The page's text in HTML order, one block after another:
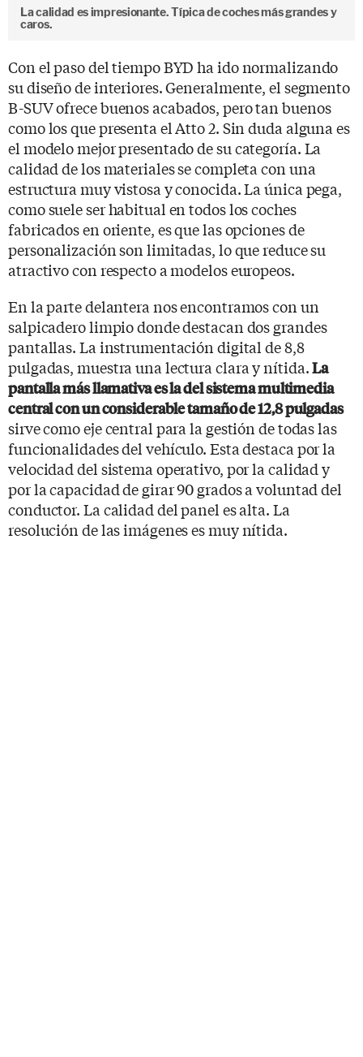
La calidad es impresionante. Típica de coches más grandes y
caros.
Con el paso del tiempo BYD ha ido normalizando
su diseño de interiores. Generalmente, el segmento
B-SUV ofrece buenos acabados, pero tan buenos
como los que presenta el Atto 2. Sin duda alguna es
el modelo mejor presentado de su categoría. La
calidad de los materiales se completa con una
estructura muy vistosa y conocida. La única pega,
como suele ser habitual en todos los coches
fabricados en oriente, es que las opciones de
personalización son limitadas, lo que reduce su
atractivo con respecto a modelos europeos.
En la parte delantera nos encontramos con un
salpicadero limpio donde destacan dos grandes
pantallas. La instrumentación digital de 8,8
pulgadas, muestra una lectura clara y nítida.La
pantalla más llamativa es la del sistema multimedia
central con un considerable tamaño de 12,8 pulgadas
sirve como eje central para la gestión de todas las
funcionalidades del vehículo. Esta destaca por la
velocidad del sistema operativo, por la calidad y
por la capacidad de girar 90 grados a voluntad del
conductor. La calidad del panel es alta. La
resolución de las imágenes es muy nítida.